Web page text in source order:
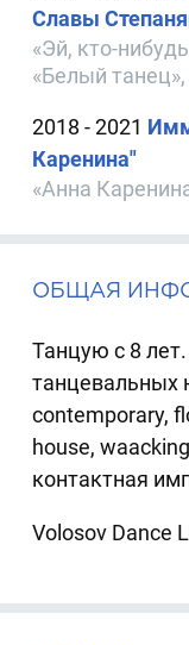
Славы
«Эй, кто-
«Белый
2018 - 2021
Каренина"
«Анна
ОБЩАЯ
Танцую с 8
танцевальных
contemporary,
house,
контактная
Volosov Dance